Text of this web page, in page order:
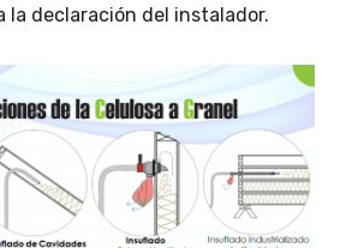
la declaración del instalador.